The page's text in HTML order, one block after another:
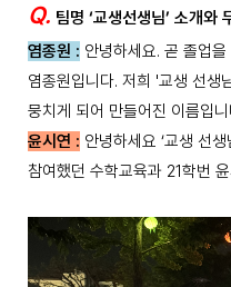
Q. 팀명 ‘교생선생님’ 소개와
염종원 : 안녕하세요. 곧 졸업
염종원입니다. 저희 '교생 선생
뭉치게 되어 만들어진 이름입니
윤시연 : 안녕하세요 ‘교생 선
참여했던 수학교육과 21학번